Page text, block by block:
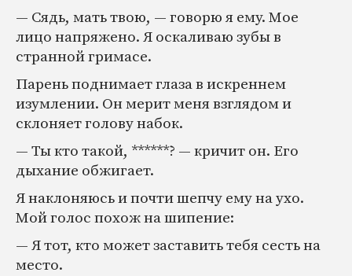
— Сядь, мать твою, — говорю я ему. Мое
лицо напряжено. Я оскаливаю зубы в
странной гримасе.
Парень поднимает глаза в искреннем
изумлении. Он мерит меня взглядом и
склоняет голову набок.
— Ты кто такой, ******? — кричит он. Его
дыхание обжигает.
Я наклоняюсь и почти шепчу ему на ухо.
Мой голос похож на шипение:
— Я тот, кто может заставить тебя сесть на
место.